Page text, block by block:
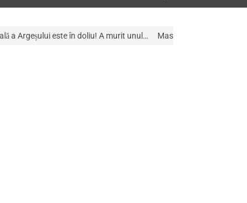
search
doliu! A murit unul… Mascații au descins la Galeria de Artã din